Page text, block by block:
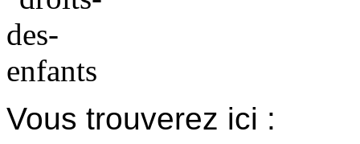
Vous trouverez ici :